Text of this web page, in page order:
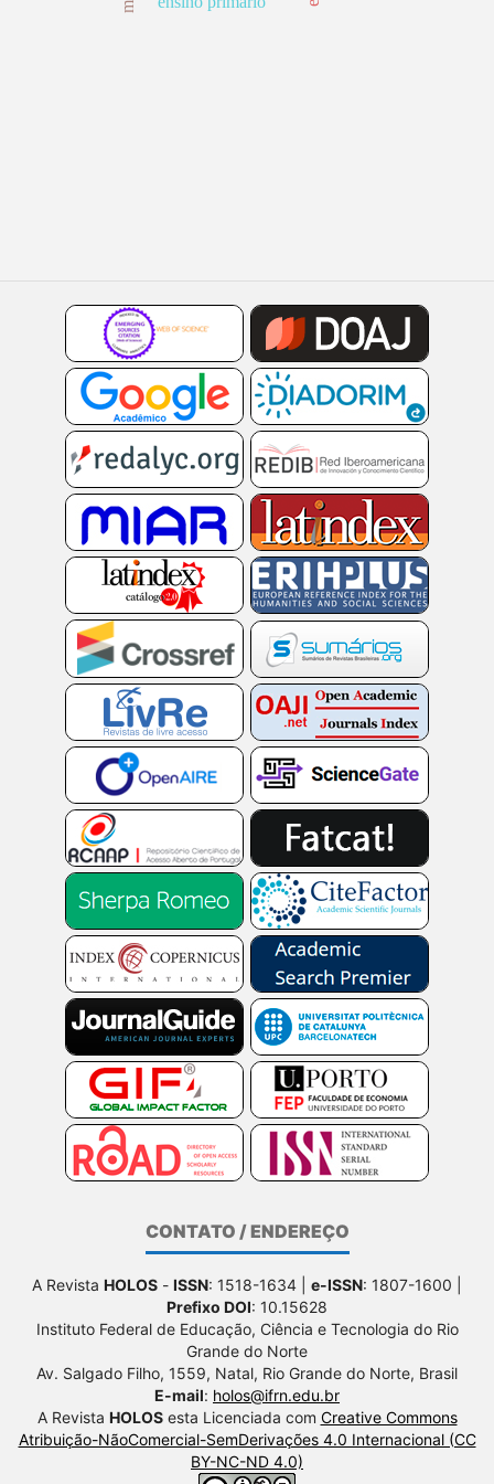
CONTATO / ENDEREÇO
A Revista HOLOS - ISSN: 1518-1634 | e-ISSN: 1807-1600 |
Prefixo DOI: 10.15628
Instituto Federal de Educação, Ciência e Tecnologia do Rio
Grande do Norte
Av. Salgado Filho, 1559, Natal, Rio Grande do Norte, Brasil
E-mail: holos@ifrn.edu.br
A Revista HOLOSesta Licenciada com Creative Commons
Atribuição-NãoComercial-SemDerivações 4.0 Internacional (CC
BY-NC-ND 4.0)